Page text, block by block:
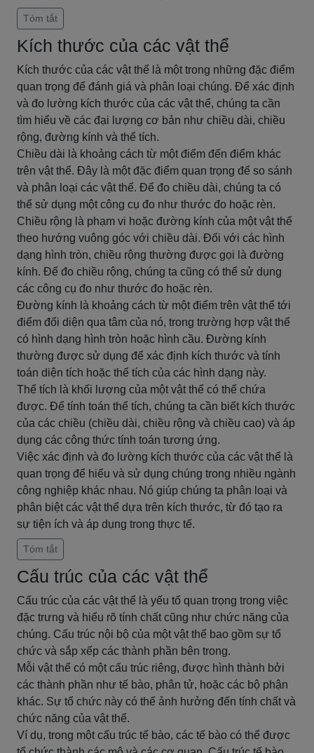
Tóm tắt
Kích thước của các vật thể
Kích thước của các vật thể là một trong những đặc điểm
quan trọng để đánh giá và phân loại chúng. Để xác định
và đo lường kích thước của các vật thể, chúng ta cần
tìm hiểu về các đại lượng cơ bản như chiều dài, chiều
rộng, đường kính và thể tích.
Chiều dài là khoảng cách từ một điểm đến điểm khác
trên vật thể. Đây là một đặc điểm quan trọng để so sánh
và phân loại các vật thể. Để đo chiều dài, chúng ta có
thể sử dụng một công cụ đo như thước đo hoặc rèn.
Chiều rộng là phạm vi hoặc đường kính của một vật thể
theo hướng vuông góc với chiều dài. Đối với các hình
dạng hình tròn, chiều rộng thường được gọi là đường
kính. Để đo chiều rộng, chúng ta cũng có thể sử dụng
các công cụ đo như thước đo hoặc rèn.
Đường kính là khoảng cách từ một điểm trên vật thể tới
điểm đối diện qua tâm của nó, trong trường hợp vật thể
có hình dạng hình tròn hoặc hình cầu. Đường kính
thường được sử dụng để xác định kích thước và tính
toán diện tích hoặc thể tích của các hình dạng này.
Thể tích là khối lượng của một vật thể có thể chứa
được. Để tính toán thể tích, chúng ta cần biết kích thước
của các chiều (chiều dài, chiều rộng và chiều cao) và áp
dụng các công thức tính toán tương ứng.
Việc xác định và đo lường kích thước của các vật thể là
quan trọng để hiểu và sử dụng chúng trong nhiều ngành
công nghiệp khác nhau. Nó giúp chúng ta phân loại và
phân biệt các vật thể dựa trên kích thước, từ đó tạo ra
sự tiện ích và áp dụng trong thực tế.
Tóm tắt
Cấu trúc của các vật thể
Cấu trúc của các vật thể là yếu tố quan trọng trong việc
đặc trưng và hiểu rõ tính chất cũng như chức năng của
chúng. Cấu trúc nội bộ của một vật thể bao gồm sự tổ
chức và sắp xếp các thành phần bên trong.
Mỗi vật thể có một cấu trúc riêng, được hình thành bởi
các thành phần như tế bào, phân tử, hoặc các bộ phận
khác. Sự tổ chức này có thể ảnh hưởng đến tính chất và
chức năng của vật thể.
Ví dụ, trong một cấu trúc tế bào, các tế bào có thể được